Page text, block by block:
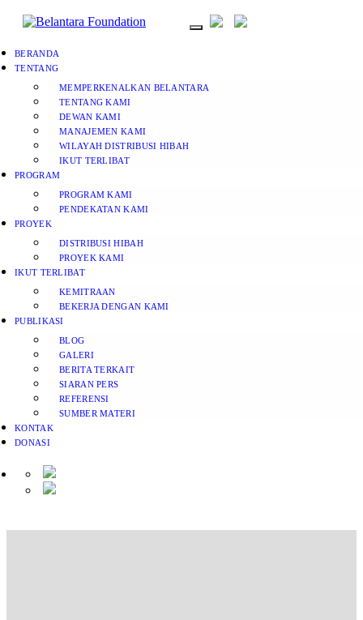
BERANDA
TENTANG
MEMPERKENALKAN BELANTARA
TENTANG KAMI
DEWAN KAMI
MANAJEMEN KAMI
WILAYAH DISTRIBUSI HIBAH
IKUT TERLIBAT
PROGRAM
PROGRAM KAMI
PENDEKATAN KAMI
PROYEK
DISTRIBUSI HIBAH
PROYEK KAMI
IKUT TERLIBAT
KEMITRAAN
BEKERJA DENGAN KAMI
PUBLIKASI
BLOG
GALERI
BERITA TERKAIT
SIARAN PERS
REFERENSI
SUMBER MATERI
KONTAK
DONASI